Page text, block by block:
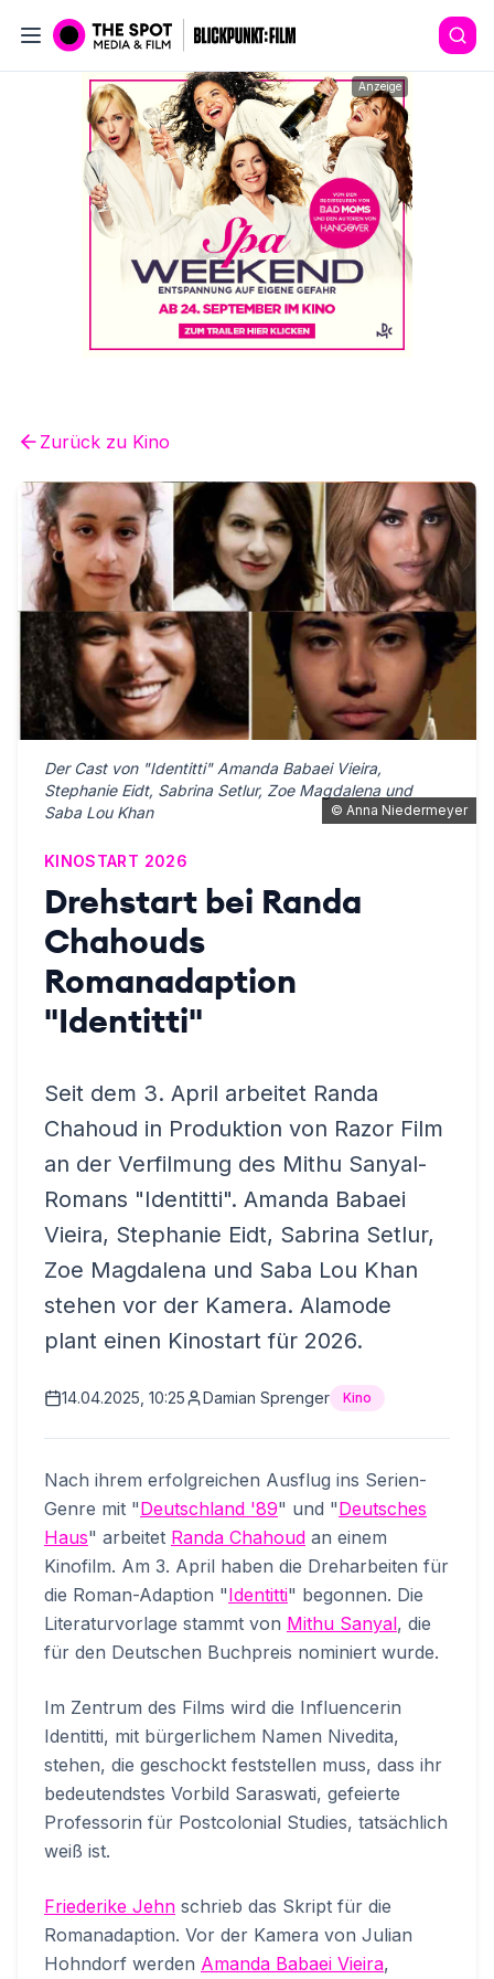
Anzeige
Zurück zu Kino
© Anna Niedermeyer
Der Cast von "Identitti" Amanda Babaei Vieira,
Stephanie Eidt, Sabrina Setlur, Zoe Magdalena und
Saba Lou Khan
KINOSTART 2026
Drehstart bei Randa
Chahouds
Romanadaption
"Identitti"
Seit dem 3. April arbeitet Randa
Chahoud in Produktion von Razor Film
an der Verfilmung des Mithu Sanyal-
Romans "Identitti". Amanda Babaei
Vieira, Stephanie Eidt, Sabrina Setlur,
Zoe Magdalena und Saba Lou Khan
stehen vor der Kamera. Alamode
plant einen Kinostart für 2026.
14.04.2025, 10:25 Damian Sprenger Kino
Nach ihrem erfolgreichen Ausflug ins Serien-
Genre mit "Deutschland '89" und "Deutsches
Haus" arbeitet Randa Chahoud an einem
Kinofilm. Am 3. April haben die Dreharbeiten für
die Roman-Adaption "Identitti" begonnen. Die
Literaturvorlage stammt von Mithu Sanyal, die
für den Deutschen Buchpreis nominiert wurde.
Im Zentrum des Films wird die Influencerin
Identitti, mit bürgerlichem Namen Nivedita,
stehen, die geschockt feststellen muss, dass ihr
bedeutendstes Vorbild Saraswati, gefeierte
Professorin für Postcolonial Studies, tatsächlich
weiß ist.
Friederike Jehn schrieb das Skript für die
Romanadaption. Vor der Kamera von Julian
Hohndorf werden Amanda Babaei Vieira,